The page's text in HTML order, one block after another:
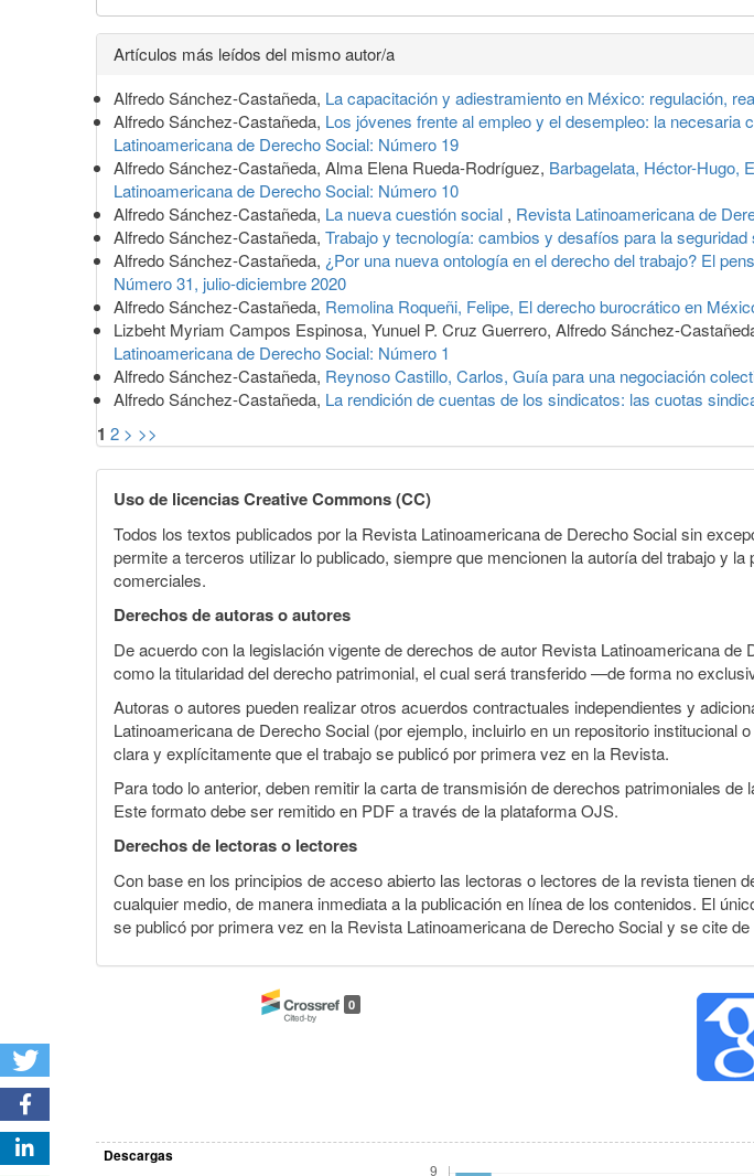
Detalles
del
artículo
Artículos más leídos del mismo autor/a
Alfredo Sánchez-Castañeda, La capacitación y adiestramiento en México: regulación,
Alfredo Sánchez-Castañeda, Los jóvenes frente al empleo y el desempleo: la
Latinoamericana de Derecho Social: Número 19
Alfredo Sánchez-Castañeda, Alma Elena Rueda-Rodríguez, Barbagelata, Héctor-Hugo,
Latinoamericana de Derecho Social: Número 10
Alfredo Sánchez-Castañeda, La nueva cuestión social , Revista Latinoamericana de
Alfredo Sánchez-Castañeda, Trabajo y tecnología: cambios y desafíos para la seguridad
Alfredo Sánchez-Castañeda, ¿Por una nueva ontología en el derecho del trabajo? El
Número 31, julio-diciembre 2020
Alfredo Sánchez-Castañeda, Remolina Roqueñi, Felipe, El derecho burocrático en
Lizbeht Myriam Campos Espinosa, Yunuel P. Cruz Guerrero, Alfredo Sánchez-
Latinoamericana de Derecho Social: Número 1
Alfredo Sánchez-Castañeda, Reynoso Castillo, Carlos, Guía para una negociación
Alfredo Sánchez-Castañeda, La rendición de cuentas de los sindicatos: las cuotas
1 2 > >>
Uso de licencias Creative Commons (CC)
Todos los textos publicados por la Revista Latinoamericana de Derecho Social sin
permite a terceros utilizar lo publicado, siempre que mencionen la autoría del trabajo y
comerciales.
Derechos de autoras o autores
De acuerdo con la legislación vigente de derechos de autor Revista Latinoamericana
como la titularidad del derecho patrimonial, el cual será transferido —de forma no
Autoras o autores pueden realizar otros acuerdos contractuales independientes y
Latinoamericana de Derecho Social (por ejemplo, incluirlo en un repositorio
clara y explícitamente que el trabajo se publicó por primera vez en la Revista.
Para todo lo anterior, deben remitir la carta de transmisión de derechos patrimoniales
Este formato debe ser remitido en PDF a través de la plataforma OJS.
Derechos de lectoras o lectores
Con base en los principios de acceso abierto las lectoras o lectores de la revista
cualquier medio, de manera inmediata a la publicación en línea de los contenidos. El
se publicó por primera vez en la Revista Latinoamericana de Derecho Social y se cite
0
Descargas